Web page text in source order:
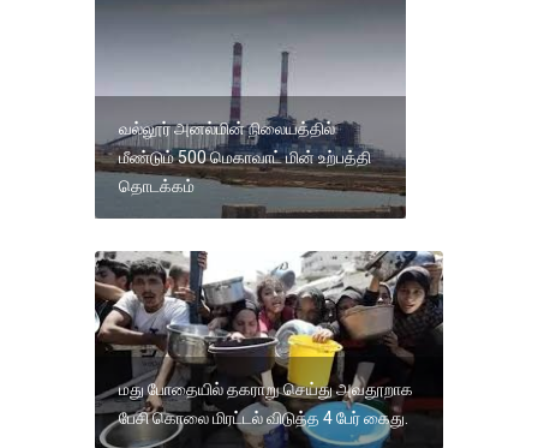
வல்லூர் அனல்மின் நிலையத்தில்
மீண்டும் 500 மெகாவாட் மின் உற்பத்தி
தொடக்கம்
மது போதையில் தகராறு செய்து அவதூறாக
பேசி கொலை மிரட்டல் விடுத்த 4 பேர் கைது.